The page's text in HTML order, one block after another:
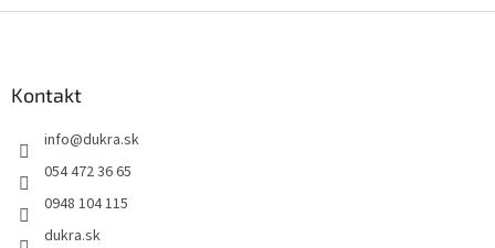
Kontakt
info@dukra.sk
054 472 36 65
0948 104 115
dukra.sk